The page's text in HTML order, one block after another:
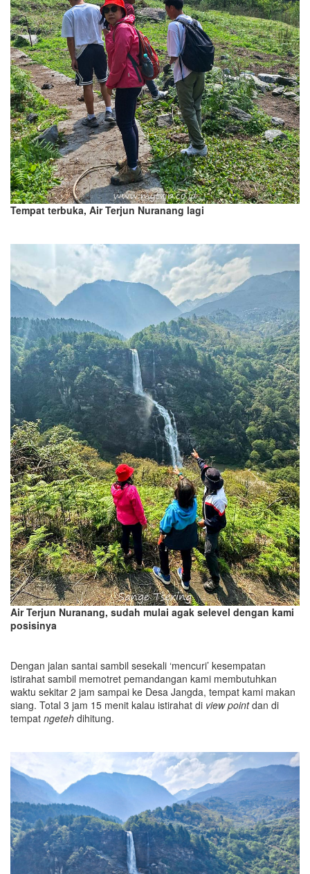
Tempat terbuka, Air Terjun Nuranang lagi
Air Terjun Nuranang, sudah mulai agak selevel dengan kami
posisinya
Dengan jalan santai sambil sesekali ‘mencuri’ kesempatan
istirahat sambil memotret pemandangan kami membutuhkan
waktu sekitar 2 jam sampai ke Desa Jangda, tempat kami makan
siang. Total 3 jam 15 menit kalau istirahat di view pointdan di
tempat ngeteh dihitung.